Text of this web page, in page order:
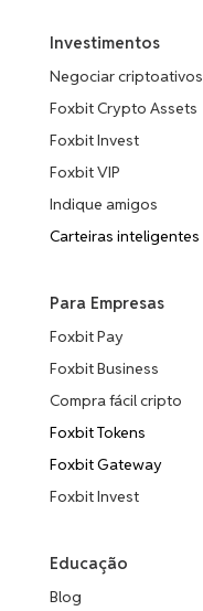
Investimentos
Negociar criptoativos
Foxbit Crypto Assets
Foxbit Invest
Foxbit VIP
Indique amigos
Carteiras inteligentes
Para Empresas
Foxbit Pay
Foxbit Business
Compra fácil cripto
Foxbit Tokens
Foxbit Gateway
Foxbit Invest
Educação
Blog